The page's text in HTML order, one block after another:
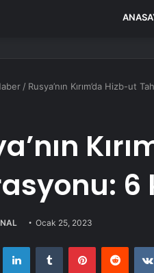
/ Rusya’nın Kırım’da Hizb-ut
6
Ocak 25, 2023
LinkedInTumblr Pinterest